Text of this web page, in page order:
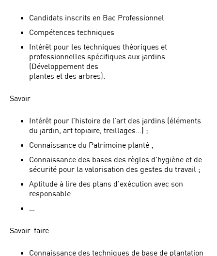
Candidats inscrits en Bac Professionnel
Compétences techniques
Intérêt pour les techniques théoriques et
professionnelles spécifiques aux jardins
(Développement des
plantes et des arbres).
Savoir
Intérêt pour l’histoire de l’art des jardins (éléments
du jardin, art topiaire, treillages…) ;
Connaissance du Patrimoine planté ;
Connaissance des bases des règles d’hygiène et de
sécurité pour la valorisation des gestes du travail ;
Aptitude à lire des plans d’exécution avec son
responsable.
Savoir-faire
Connaissance des techniques de base de plantation